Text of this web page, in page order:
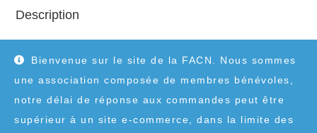
Bienvenue sur le site de la FACN. Nous sommes
une association composée de membres bénévoles,
notre délai de réponse aux commandes peut être
supérieur à un site e-commerce, dans la limite des
Description